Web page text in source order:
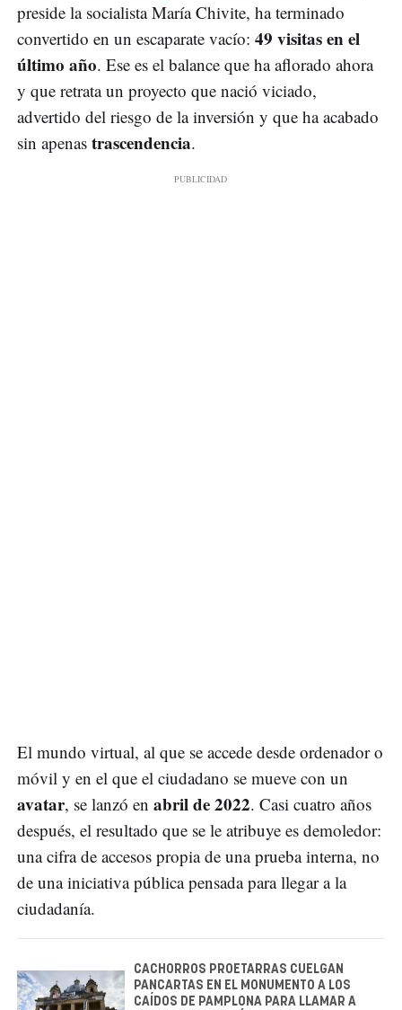
preside la socialista María Chivite, ha terminado
convertido en un escaparate vacío: 49 visitas en el
último año. Ese es el balance que ha aflorado ahora
y que retrata un proyecto que nació viciado,
advertido del riesgo de la inversión y que ha acabado
sin apenas trascendencia.
El mundo virtual, al que se accede desde ordenador o
móvil y en el que el ciudadano se mueve con un
avatar, se lanzó en abril de 2022. Casi cuatro años
después, el resultado que se le atribuye es demoledor:
una cifra de accesos propia de una prueba interna, no
de una iniciativa pública pensada para llegar a la
ciudadanía.
CACHORROS PROETARRAS CUELGAN
PANCARTAS EN EL MONUMENTO A LOS
CAÍDOS DE PAMPLONA PARA LLAMAR A